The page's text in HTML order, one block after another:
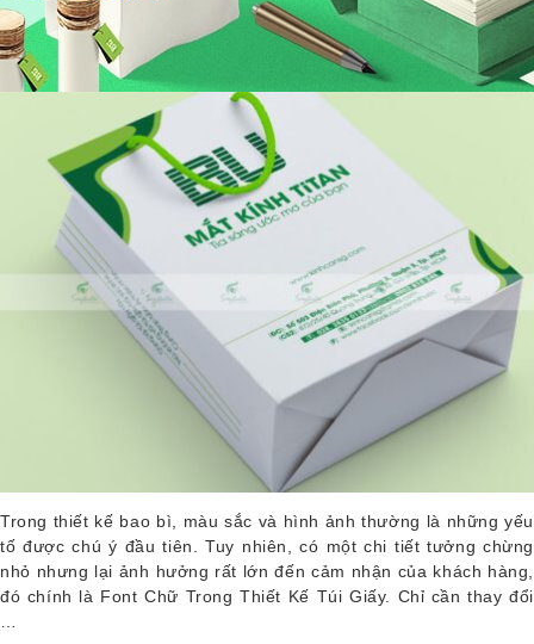
Trong thiết kế bao bì, màu sắc và hình ảnh thường là những yếu
tố được chú ý đầu tiên. Tuy nhiên, có một chi tiết tưởng chừng
nhỏ nhưng lại ảnh hưởng rất lớn đến cảm nhận của khách hàng,
đó chính là Font Chữ Trong Thiết Kế Túi Giấy. Chỉ cần thay đổi
…